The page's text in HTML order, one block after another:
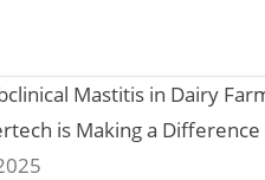
Mastitis in Dairy
is Making a Difference